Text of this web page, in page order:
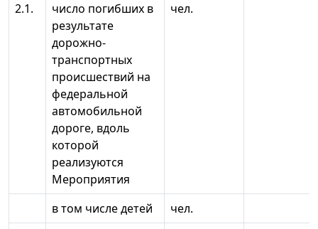
2.1.
число погибших в
результате
дорожно-
транспортных
происшествий на
федеральной
автомобильной
дороге, вдоль
которой
реализуются
Мероприятия
чел.
в том числе детей
чел.